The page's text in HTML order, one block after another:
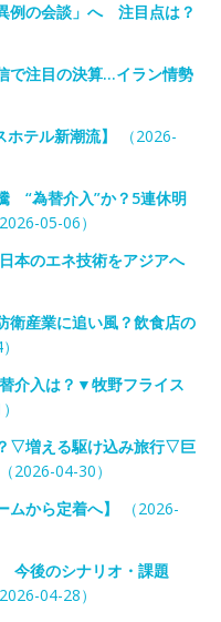
例の会談」へ 注目点は？
注目の決算…イラン情勢
テル新潮流】
（2026-
“為替介入”か？5連休明
05-06）
本のエネ技術をアジアへ
産業に追い風？飲食店の
介入は？▼牧野フライス
▽増える駆け込み旅行▽巨
（2026-04-30）
から定着へ】
（2026-
今後のシナリオ・課題
04-28）